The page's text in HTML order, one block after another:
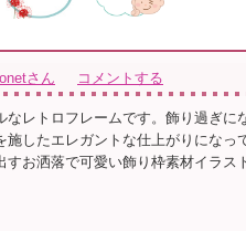
さん コメントする
なレトロフレームです。飾り過ぎに
施したエレガントな仕上がりにな
すお洒落で可愛い飾り枠素材イラス